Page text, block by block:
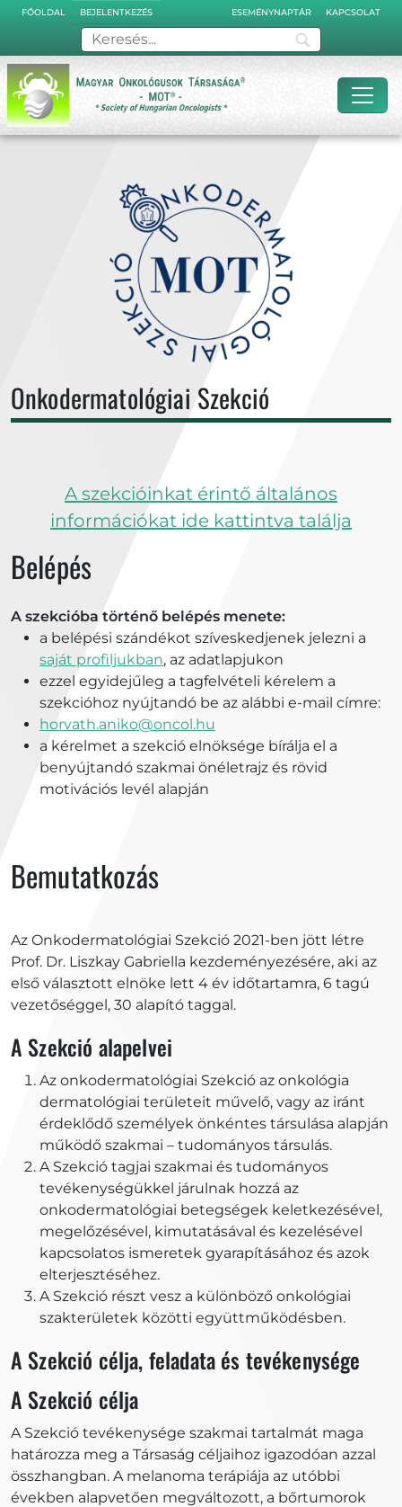
FŐOLDAL BEJELENTKEZÉS ESEMÉNYNAPTÁR KAPCSOLAT
Onkodermatológiai Szekció
A szekcióinkat érintő általános
információkat ide kattintva találja
Belépés
A szekcióba történő belépés menete:
a belépési szándékot szíveskedjenek jelezni a
saját profiljukban, az adatlapjukon
ezzel egyidejűleg a tagfelvételi kérelem a
szekcióhoz nyújtandó be az alábbi e-mail címre:
horvath.aniko@oncol.hu
a kérelmet a szekció elnöksége bírálja el a
benyújtandó szakmai önéletrajz és rövid
motivációs levél alapján
Bemutatkozás
Az Onkodermatológiai Szekció 2021-ben jött létre
Prof. Dr. Liszkay Gabriella kezdeményezésére, aki az
első választott elnöke lett 4 év időtartamra, 6 tagú
vezetőséggel, 30 alapító taggal.
A Szekció alapelvei
Az onkodermatológiai Szekció az onkológia
dermatológiai területeit művelő, vagy az iránt
érdeklődő személyek önkéntes társulása alapján
működő szakmai – tudományos társulás.
A Szekció tagjai szakmai és tudományos
tevékenységükkel járulnak hozzá az
onkodermatológiai betegségek keletkezésével,
megelőzésével, kimutatásával és kezelésével
kapcsolatos ismeretek gyarapításához és azok
elterjesztéséhez.
A Szekció részt vesz a különböző onkológiai
szakterületek közötti együttműködésben.
A Szekció célja, feladata és tevékenysége
A Szekció célja
A Szekció tevékenysége szakmai tartalmát maga
határozza meg a Társaság céljaihoz igazodóan azzal
összhangban. A melanoma terápiája az utóbbi
években alapvetően megváltozott, a bőrtumorok